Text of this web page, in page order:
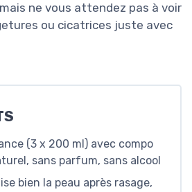
ne vous attendez pas à voir
ou cicatrices juste avec
(3 x 200 ml) avec compo
sans parfum, sans alcool
bien la peau après rasage,